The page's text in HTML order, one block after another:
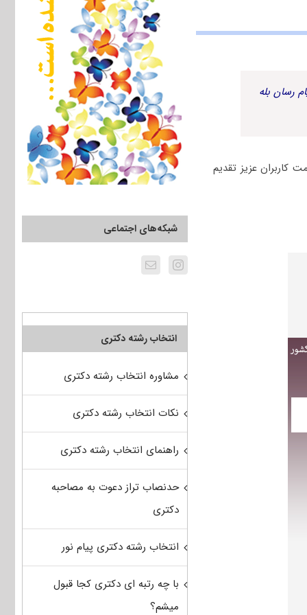
رسان بله
دانلود رایگان خدمت کاربران عزیز تقدیم
شبکه‌های اجتماعی
انتخاب رشته دکتری
مشاوره انتخاب رشته دکتری
نکات انتخاب رشته دکتری
راهنمای انتخاب رشته دکتری
حدنصاب تراز دعوت به مصاحبه
دکتری
انتخاب رشته دکتری پیام نور
با چه رتبه ای دکتری کجا قبول
میشم؟